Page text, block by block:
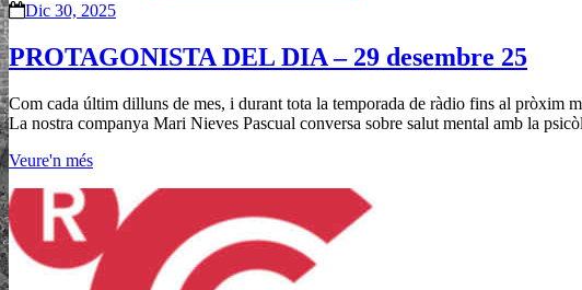
Dic 30, 2025
PROTAGONISTA DEL DIA – 29 desembre 25
Com cada últim dilluns de mes, i durant tota la temporada de ràdio fins al pròxim
La nostra companya Mari Nieves Pascual conversa sobre salut mental amb la
Veure'n més